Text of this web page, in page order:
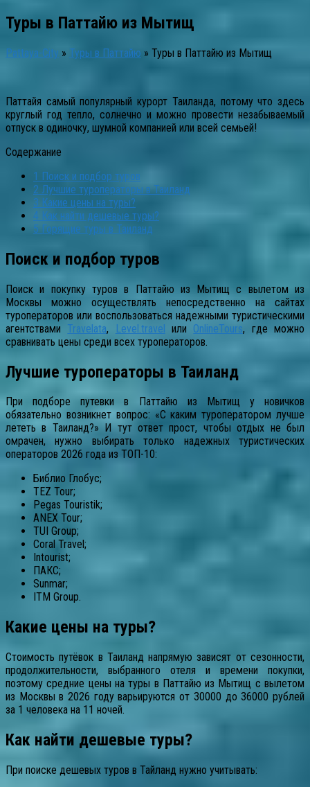
Туры в Паттайю из Мытищ
Pattaya-City » Туры в Паттайю » Туры в Паттайю из Мытищ
Паттайя самый популярный курорт Таиланда, потому что здесь
круглый год тепло, солнечно и можно провести незабываемый
отпуск в одиночку, шумной компанией или всей семьей!
Содержание
1 Поиск и подбор туров
2 Лучшие туроператоры в Таиланд
3 Какие цены на туры?
4 Как найти дешевые туры?
5 Горящие туры в Таиланд
Поиск и подбор туров
Поиск и покупку туров в Паттайю из Мытищ с вылетом из
Москвы можно осуществлять непосредственно на сайтах
туроператоров или воспользоваться надежными туристическими
агентствами Travelata, Level.travel или OnlineTours, где можно
сравнивать цены среди всех туроператоров.
Лучшие туроператоры в Таиланд
При подборе путевки в Паттайю из Мытищ у новичков
обязательно возникнет вопрос: «С каким туроператором лучше
лететь в Таиланд?» И тут ответ прост, чтобы отдых не был
омрачен, нужно выбирать только надежных туристических
операторов 2026 года из ТОП-10:
Библио Глобус;
TEZ Tour;
Pegas Touristik;
ANEX Tour;
TUI Group;
Coral Travel;
Intourist;
ПАКС;
Sunmar;
ITM Group.
Какие цены на туры?
Стоимость путёвок в Таиланд напрямую зависят от сезонности,
продолжительности, выбранного отеля и времени покупки,
поэтому средние цены на туры в Паттайю из Мытищ с вылетом
из Москвы в 2026 году варьируются от 30000 до 36000 рублей
за 1 человека на 11 ночей.
Как найти дешевые туры?
При поиске дешевых туров в Тайланд нужно учитывать: